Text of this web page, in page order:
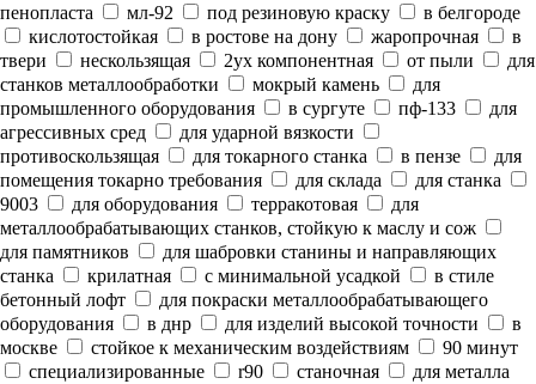
пенопласта
мл-92 под резиновую краску
в белгороде
кислотостойкая
в ростове на дону жаропрочная
в
твери
нескользящая 2ух компонентная от пыли
для
станков металлообработки
мокрый камень
для
промышленного оборудования
в сургуте пф-133
для
агрессивных сред
для ударной вязкости
противоскользящая
для токарного станка в пензе
для
помещения токарно требования
для склада
для станка
9003
для оборудования терракотовая
для
металлообрабатывающих станков, стойкую к маслу и сож
для памятников
для шабровки станины и направляющих
станка
крилатная с минимальной усадкой
в стиле
бетонный лофт
для покраски металлообрабатывающего
оборудования
в днр для изделий высокой точности
в
москве
стойкое к механическим воздействиям
90 минут
специализированные
r90 станочная
для металла